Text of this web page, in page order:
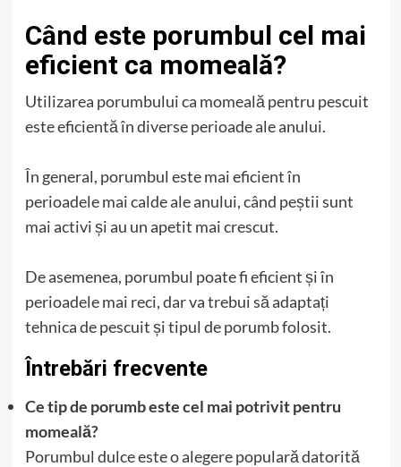
Când este porumbul cel mai
eficient ca momeală?
Utilizarea porumbului ca momeală pentru pescuit
este eficientă în diverse perioade ale anului.
În general, porumbul este mai eficient în
perioadele mai calde ale anului, când peștii sunt
mai activi și au un apetit mai crescut.
De asemenea, porumbul poate fi eficient și în
perioadele mai reci, dar va trebui să adaptați
tehnica de pescuit și tipul de porumb folosit.
Întrebări frecvente
Ce tip de porumb este cel mai potrivit pentru
momeală?
Porumbul dulce este o alegere populară datorită